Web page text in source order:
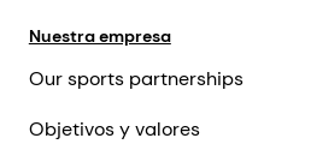
Nuestra empresa
Our sports partnerships
Objetivos y valores